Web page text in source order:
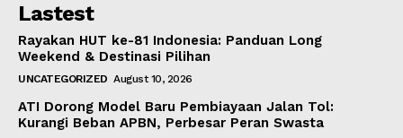
Lastest
Rayakan HUT ke-81 Indonesia: Panduan Long
Weekend & Destinasi Pilihan
UNCATEGORIZED August 10, 2026
ATI Dorong Model Baru Pembiayaan Jalan Tol:
Kurangi Beban APBN, Perbesar Peran Swasta